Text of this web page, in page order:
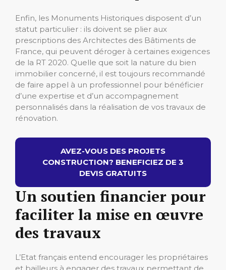
Enfin, les Monuments Historiques disposent d’un
statut particulier : ils doivent se plier aux
prescriptions des Architectes des Bâtiments de
France, qui peuvent déroger à certaines exigences
de la RT 2020. Quelle que soit la nature du bien
immobilier concerné, il est toujours recommandé
de faire appel à un professionnel pour bénéficier
d’une expertise et d’un accompagnement
personnalisés dans la réalisation de vos travaux de
rénovation.
AVEZ-VOUS DES PROJETS
CONSTRUCTION? BENEFICIEZ DE 3
DEVIS GRATUITS
Un soutien financier pour
faciliter la mise en œuvre
des travaux
L’Etat français entend encourager les propriétaires